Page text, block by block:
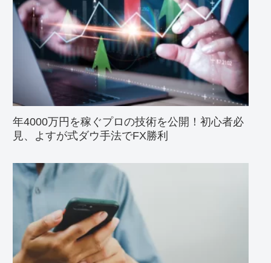
年4000万円を稼ぐプロの技術を公開！初心者必
見、よすが式ダウ手法でFX勝利